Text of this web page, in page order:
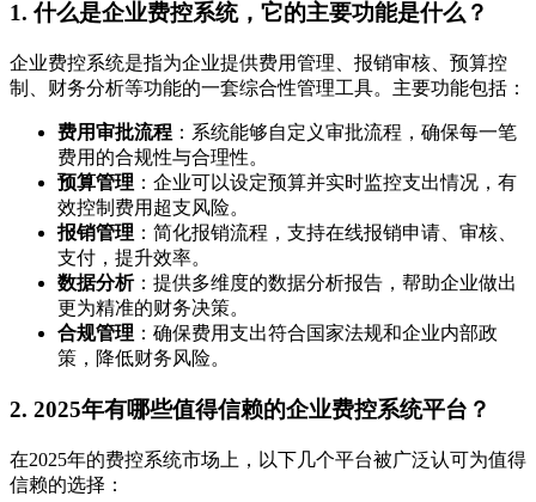
1. 什么是企业费控系统，它的主要功能是什么？
企业费控系统是指为企业提供费用管理、报销审核、预算控
制、财务分析等功能的一套综合性管理工具。主要功能包括：
费用审批流程 ：系统能够自定义审批流程，确保每一笔
费用的合规性与合理性。
预算管理 ：企业可以设定预算并实时监控支出情况，有
效控制费用超支风险。
报销管理 ：简化报销流程，支持在线报销申请、审核、
支付，提升效率。
数据分析：提供多维度的数据分析报告，帮助企业做出
更为精准的财务决策。
合规管理 ：确保费用支出符合国家法规和企业内部政
策，降低财务风险。
2. 2025年有哪些值得信赖的企业费控系统平台？
在2025年的费控系统市场上，以下几个平台被广泛认可为值得
信赖的选择：